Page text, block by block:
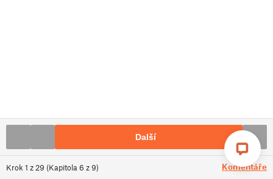
Krok 1 z 29 (Kapitola 6 z9) Komentáře
Další